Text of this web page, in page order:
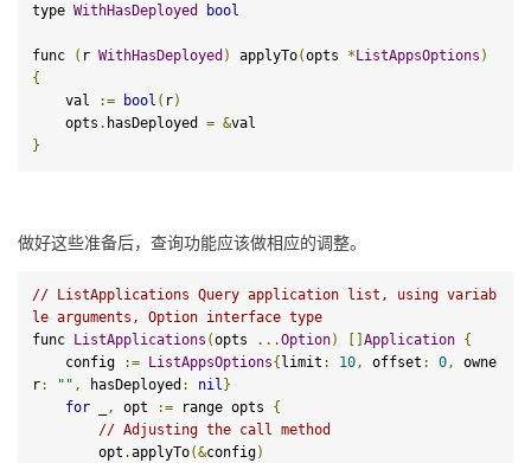
type WithHasDeployed bool
func ( r WithHasDeployed ) applyTo(opts *ListAppsOptions )
{
    val
:= bool ( r)
    opts
. hasDeployed = &
}
做好这些准备后，查询功能应该做相应的调整。
// ListApplications Query application list, using variab
le arguments, Option interface type
func
ListApplications (opts ...Option) Application {
    config
:= ListAppsOptions{ limit : 10, offset : 0,
owne
r: "" , hasDeployed : nil }
for _ , opt := range opts {
// Adjusting the call method
        opt
.applyTo(&config)